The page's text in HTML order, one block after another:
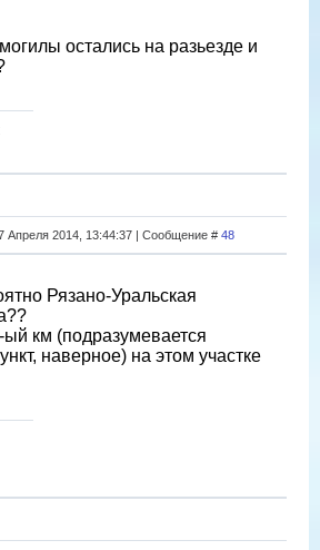
остались на разьезде и
Апреля 2014, 13:44:37 | Сообщение # 48
Рязано-Уральская
ый км (подразумевается
наверное) на этом участке